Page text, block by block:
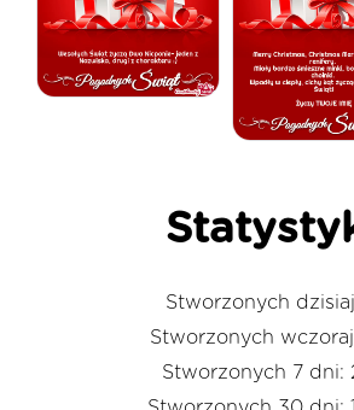
Stworzonych
Stworzonych
Stworzonych 7 dni: